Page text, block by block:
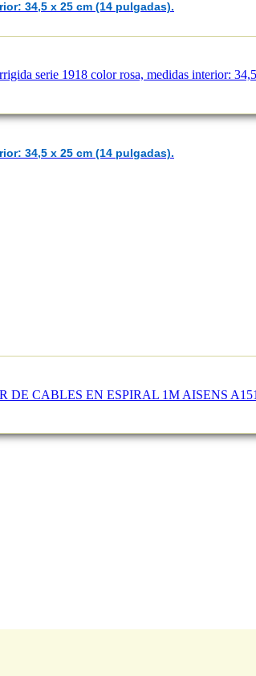
34,5 x 25 cm (14 pulgadas).
34,5 x 25 cm (14 pulgadas).